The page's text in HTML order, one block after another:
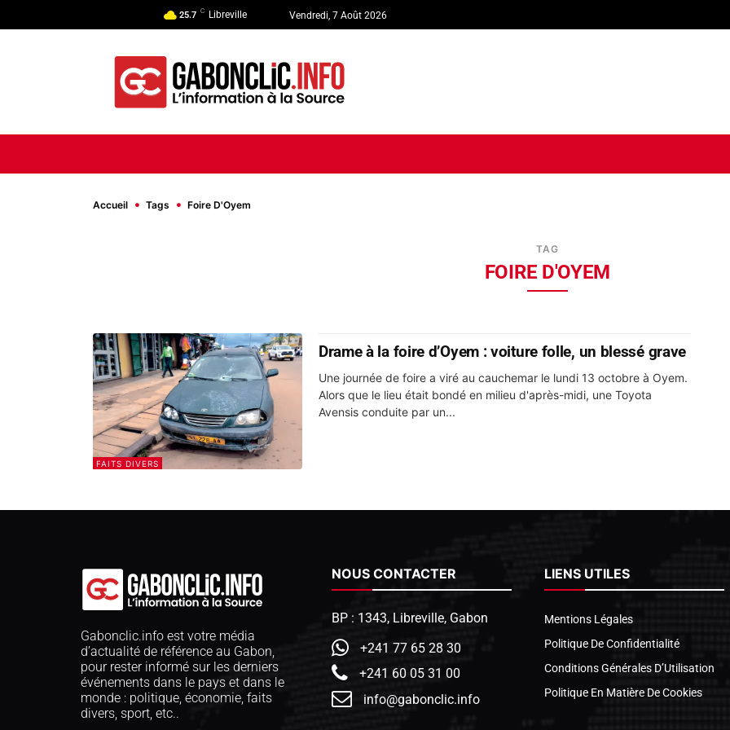
25.7 C Libreville Vendredi, 7 Août 2026
Accueil Tags Foire D'Oyem
TAG
FOIRE D'OYEM
FAITS DIVERS
Drame à la foire d’Oyem : voiture folle, un blessé grave
Une journée de foire a viré au cauchemar le lundi 13 octobre à Oyem.
Alors que le lieu était bondé en milieu d'après-midi, une Toyota
Avensis conduite par un...
Gabonclic.info est votre média
d’actualité de référence au Gabon,
pour rester informé sur les derniers
événements dans le pays et dans le
monde : politique, économie, faits
divers, sport, etc..
NOUS CONTACTER
BP : 1343, Libreville, Gabon
+241 77 65 28 30
+241 60 05 31 00
info@gabonclic.info
LIENS UTILES
Mentions Légales
Politique De Confidentialité
Conditions Générales D’Utilisation
Politique En Matière De Cookies